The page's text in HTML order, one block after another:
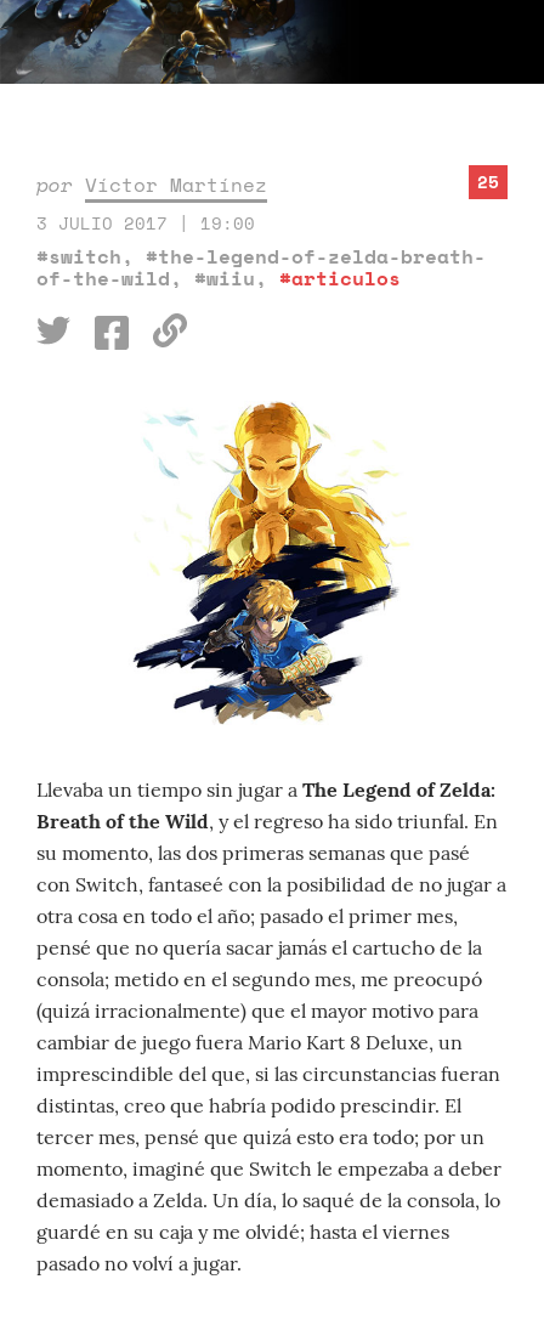
por Víctor Martínez
3 JULIO 2017 | 19:00
#switch, #the-legend-of-zelda-breath-
of-the-wild, #wiiu, #articulos
25
Llevaba un tiempo sin jugar a The Legend of Zelda:
Breath of the Wild, y el regreso ha sido triunfal. En
su momento, las dos primeras semanas que pasé
con Switch, fantaseé con la posibilidad de no jugar a
otra cosa en todo el año; pasado el primer mes,
pensé que no quería sacar jamás el cartucho de la
consola; metido en el segundo mes, me preocupó
(quizá irracionalmente) que el mayor motivo para
cambiar de juego fuera Mario Kart 8 Deluxe, un
imprescindible del que, si las circunstancias fueran
distintas, creo que habría podido prescindir. El
tercer mes, pensé que quizá esto era todo; por un
momento, imaginé que Switch le empezaba a deber
demasiado a Zelda. Un día, lo saqué de la consola, lo
guardé en su caja y me olvidé; hasta el viernes
pasado no volví a jugar.